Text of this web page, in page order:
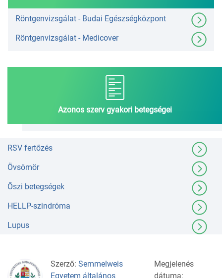
Röntgenvizsgálat - Budai Egészségközpont
Röntgenvizsgálat - Medicover
Azonos szerv gyakori betegségei
RSV fertőzés
Övsömör
Őszi betegségek
HELLP-szindróma
Lupus
Szerző: Semmelweis
Egyetem általános
Megjelenés
dátuma: